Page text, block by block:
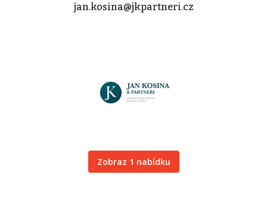
jan.kosina@jkpartneri.cz
Zobraz 1 nabídku